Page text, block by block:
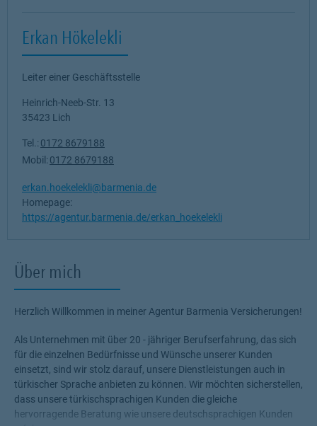
Über mich
Herzlich Willkommen in meiner Agentur Barmenia Versicherungen!
Als Unternehmen mit über 20 - jähriger Berufserfahrung, das sich
für die einzelnen Bedürfnisse und Wünsche unserer Kunden
einsetzt, sind wir stolz darauf, unsere Dienstleistungen auch in
türkischer Sprache anbieten zu können. Wir möchten sicherstellen,
dass unsere türkischsprachigen Kunden die gleiche
hervorragende Beratung wie unsere deutschsprachigen Kunden
Erkan Hökelekli
Leiter einer Geschäftsstelle
Heinrich-Neeb-Str. 13
35423 Lich
Tel.: 0172 8679188
Mobil: 0172 8679188
erkan.hoekelekli@barmenia.de
Homepage:
https://agentur.barmenia.de/erkan_hoekelekli